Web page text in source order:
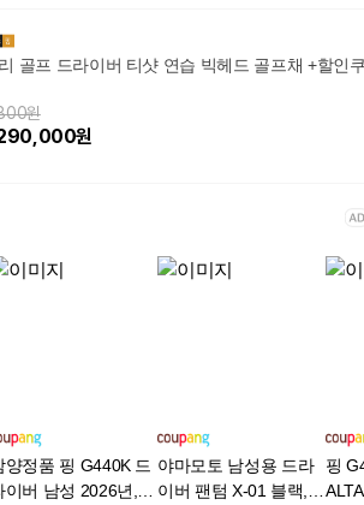
골프 드라이버 티샷 연습 빅헤드 골프채 +할인
원
원
양정품 핑 G440K 드
이버 남성 2026년, 1
야마모토 남성용 드라
이버 팬텀 X-01 블랙,
핑